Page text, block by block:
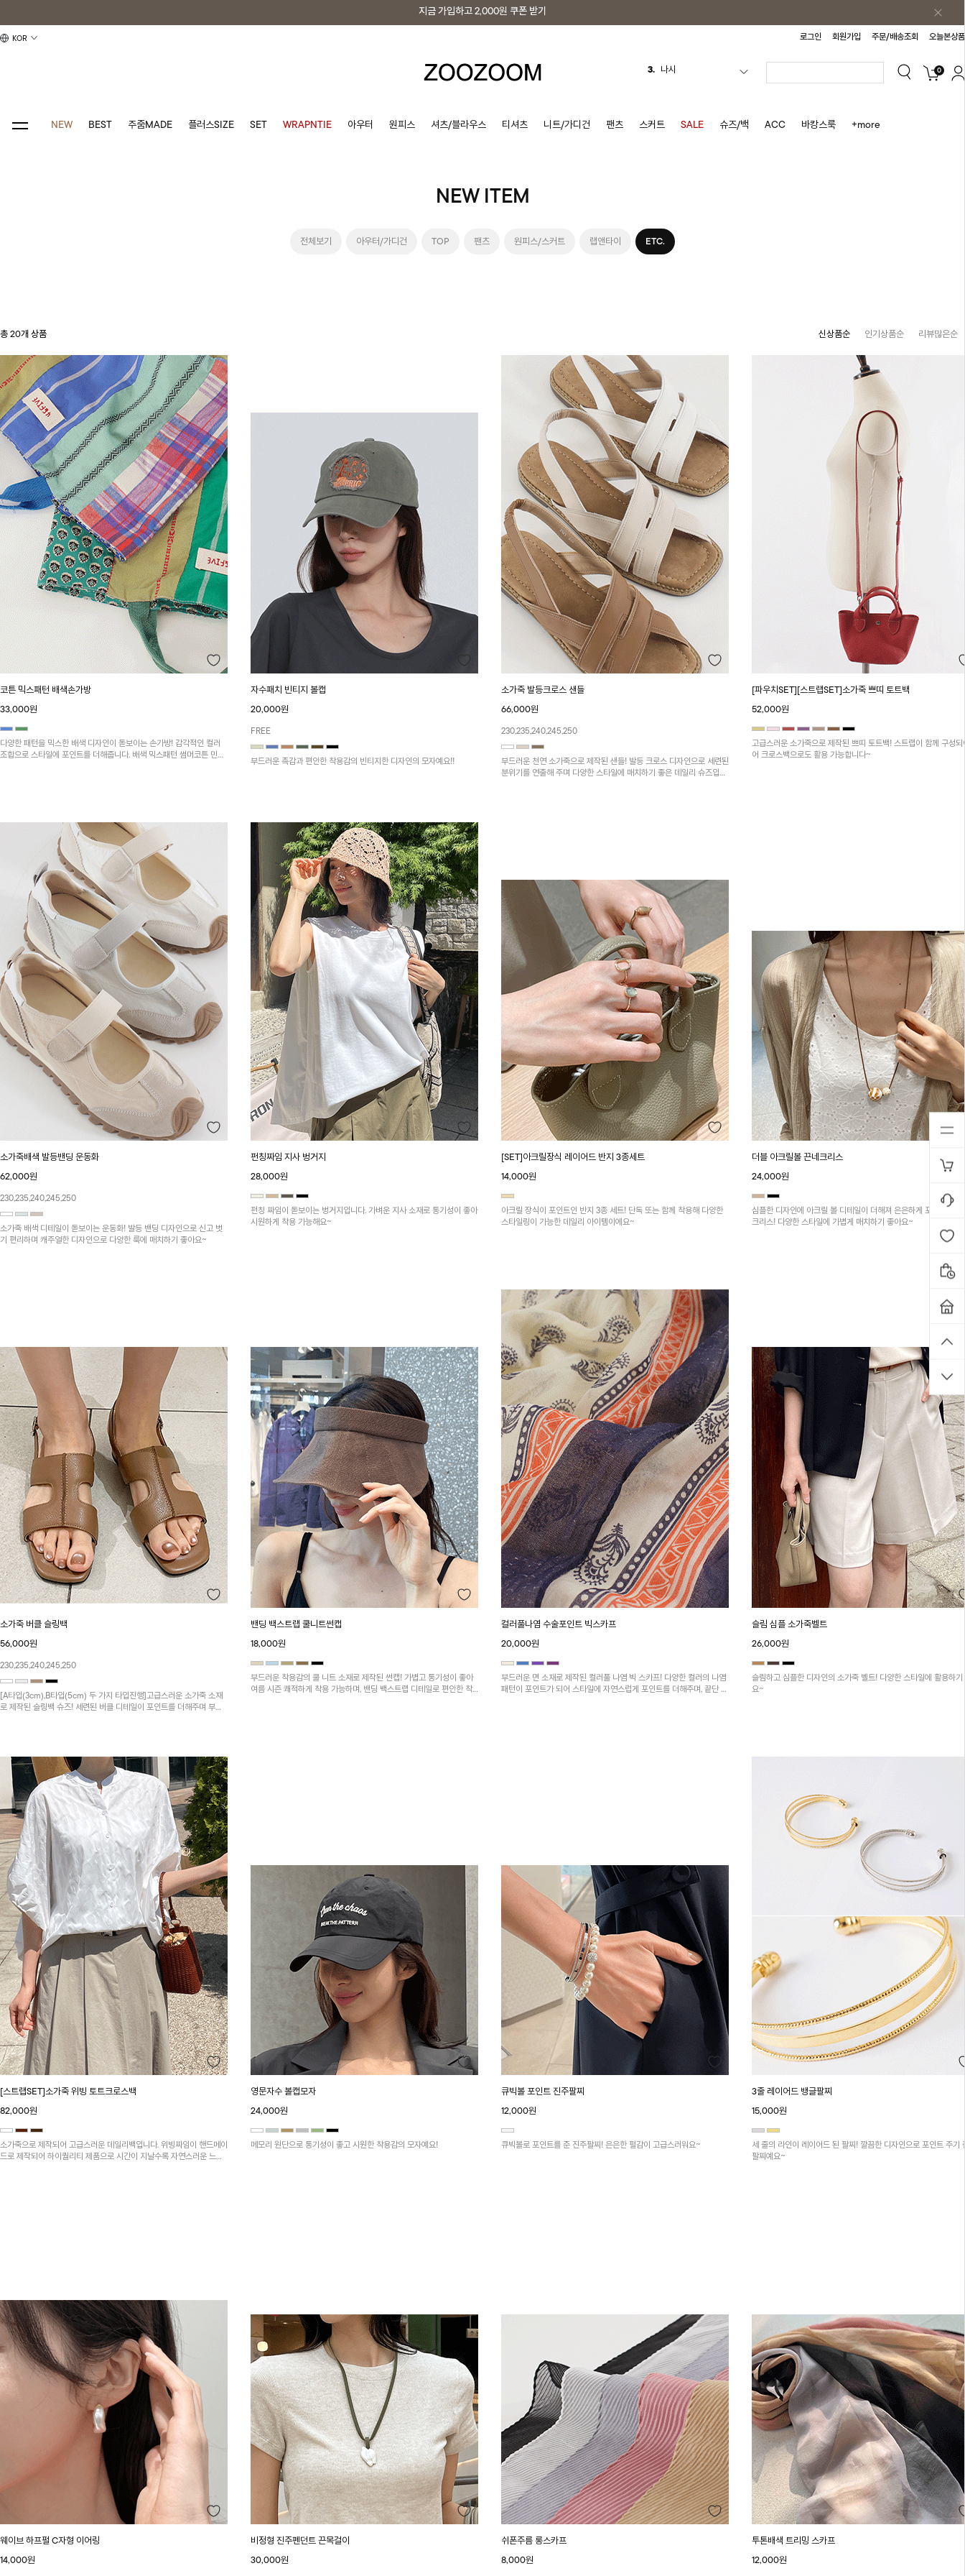
지금 가입하고 2,000원 쿠폰 받기
KOR 로그인 회원가입 주문/배송조회 오늘본상품
4. 스커트
6.
원피스
2. 블라우스
0
NEW BEST 주줌MADE 플러스SIZE SET WRAPNTIE 아우터 원피스 셔츠/블라우스 티셔츠 니트/가디건 팬츠 스커트 SALE 슈즈/백 ACC 바캉스룩 +more
NEW ITEM
전체보기 아우터/가디건 TOP 팬츠 원피스/스커트 랩앤타이 ETC.
총 20개 상품 신상품순 인기상품순 리뷰많은순
코튼 믹스패턴 배색손가방
33,000원
다양한 패턴을 믹스한 배색 디자인이 돋보이는 손가방! 감각적인 컬러
조합으로 스타일에 포인트를 더해줍니다. 배색 믹스패턴 썸머코튼 민소
자수패치 빈티지 볼캡
20,000원
FREE
부드러운 촉감과 편안한 착용감의 빈티지한 디자인의 모자예요!!
소가죽 발등크로스 샌들
66,000원
230,235,240,245,250
부드러운 천연 소가죽으로 제작된 샌들! 발등 크로스 디자인으로 세련된
분위기를 연출해 주며 다양한 스타일에 매치하기 좋은 데일리 슈즈입니
[파우치SET][스트랩SET]소가죽 쁘띠 토트백
52,000원
고급스러운 소가죽으로 제작된 쁘띠 토트백! 스트랩이 함께 구성되
어 크로스백으로도 활용 가능합니다~
소가죽배색 발등밴딩 운동화
62,000원
230,235,240,245,250
소가죽 배색 디테일이 돋보이는 운동화! 발등 밴딩 디자인으로 신고 벗
기 편리하며 캐주얼한 디자인으로 다양한 룩에 매치하기 좋아요~
펀칭짜임 지사 벙거지
28,000원
펀칭 짜임이 돋보이는 벙거지입니다. 가벼운 지사 소재로 통기성이 좋아
시원하게 착용 가능해요~
[SET]아크릴장식 레이어드 반지 3종세트
14,000원
아크릴 장식이 포인트인 반지 3종 세트! 단독 또는 함께 착용해 다양한
스타일링이 가능한 데일리 아이템이에요~
더블 아크릴볼 끈네크리스
24,000원
심플한 디자인에 아크릴 볼 디테일이 더해져 은은하게 포인트가 되
크리스! 다양한 스타일에 가볍게 매치하기 좋아요~
소가죽 버클 슬링백
56,000원
230,235,240,245,250
[A타입(3cm),B타입(5cm) 두 가지 타입진행]고급스러운 소가죽 소재
로 제작된 슬링백 슈즈! 세련된 버클 디테일이 포인트를 더해주며 부담
밴딩 백스트랩 쿨니트썬캡
18,000원
부드러운 착용감의 쿨 니트 소재로 제작된 썬캡! 가볍고 통기성이 좋아
여름 시즌 쾌적하게 착용 가능하며, 밴딩 백스트랩 디테일로 편안한 착
컬러풀나염 수술포인트 빅스카프
20,000원
부드러운 면 소재로 제작된 컬러풀 나염 빅 스카프! 다양한 컬러의 나염
패턴이 포인트가 되어 스타일에 자연스럽게 포인트를 더해주며, 끝단 수
슬림 심플 소가죽벨트
26,000원
슬림하고 심플한 디자인의 소가죽 벨트! 다양한 스타일에 활용하기
요~
[스트랩SET]소가죽 위빙 토트크로스백
82,000원
소가죽으로 제작되어 고급스러운 데일리백입니다. 위빙짜임이 핸드메이
드로 제작되어 하이퀄리티 제품으로 시간이 지날수록 자연스러운 느낌
영문자수 볼캡모자
24,000원
메모리 원단으로 통기성이 좋고 시원한 착용감의 모자예요!
큐빅볼 포인트 진주팔찌
12,000원
큐빅볼로 포인트를 준 진주팔찌! 은은한 펄감이 고급스러워요~
3줄 레이어드 뱅글팔찌
15,000원
세 줄의 라인이 레이어드 된 팔찌! 깔끔한 디자인으로 포인트 주기
팔찌예요~
웨이브 하프펄 C자형 이어링
14,000원
비정형 진주펜던트 끈목걸이
30,000원
쉬폰주름 롱스카프
8,000원
투톤배색 트리밍 스카프
12,000원